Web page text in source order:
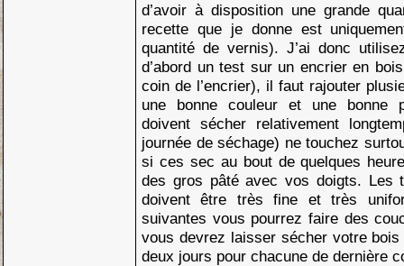
d’avoir à disposition une grande
recette que je donne est
quantité de vernis). J’ai donc
d’abord un test sur un encrier en
coin de l’encrier), il faut rajouter
une bonne couleur et une bonne
doivent sécher relativement
journée de séchage) ne touchez
si ces sec au bout de quelques
des gros pâté avec vos doigts. Les
doivent être très fine et très
suivantes vous pourrez faire des
vous devrez laisser sécher votre
deux jours pour chacune de dernière